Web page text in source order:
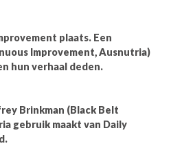
plaats. Een
Improvement, Ausnutria)
hun verhaal deden.
Brinkman (Black Belt
gebruik maakt van Daily